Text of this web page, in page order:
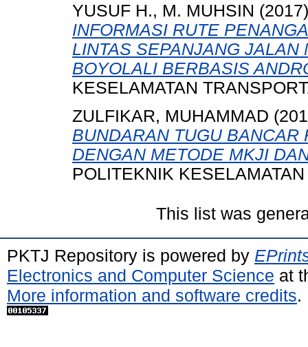
YUSUF H., M. MUHSIN
INFORMASI RUTE
LINTAS SEPANJANG JALAN
BOYOLALI BERBASIS
KESELAMATAN
ZULFIKAR, MUHAMMAD
BUNDARAN TUGU BANCAR
DENGAN METODE MKJI
POLITEKNIK
This list was
PKTJ Repository is powered by
Electronics and Computer Science at
More information and software credits.